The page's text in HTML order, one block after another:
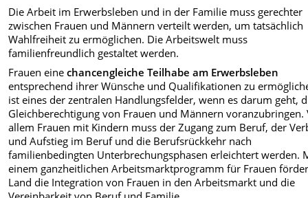
Die Arbeit im Erwerbsleben und in der Familie muss gerechter
zwischen Frauen und Männern verteilt werden, um tatsächlich
Wahlfreiheit zu ermöglichen. Die Arbeitswelt muss
familienfreundlich gestaltet werden.
Frauen einechancengleiche Teilhabe am Erwerbsleben
entsprechend ihrer Wünsche und Qualifikationen zu
ist eines der zentralen Handlungsfelder, wenn es darum geht,
Gleichberechtigung von Frauen und Männern voranzubringen.
allem Frauen mit Kindern muss der Zugang zum Beruf, der
und Aufstieg im Beruf und die Berufsrückkehr nach
familienbedingten Unterbrechungsphasen erleichtert werden.
einem ganzheitlichen Arbeitsmarktprogramm für Frauen
Land die Integration von Frauen in den Arbeitsmarkt und die